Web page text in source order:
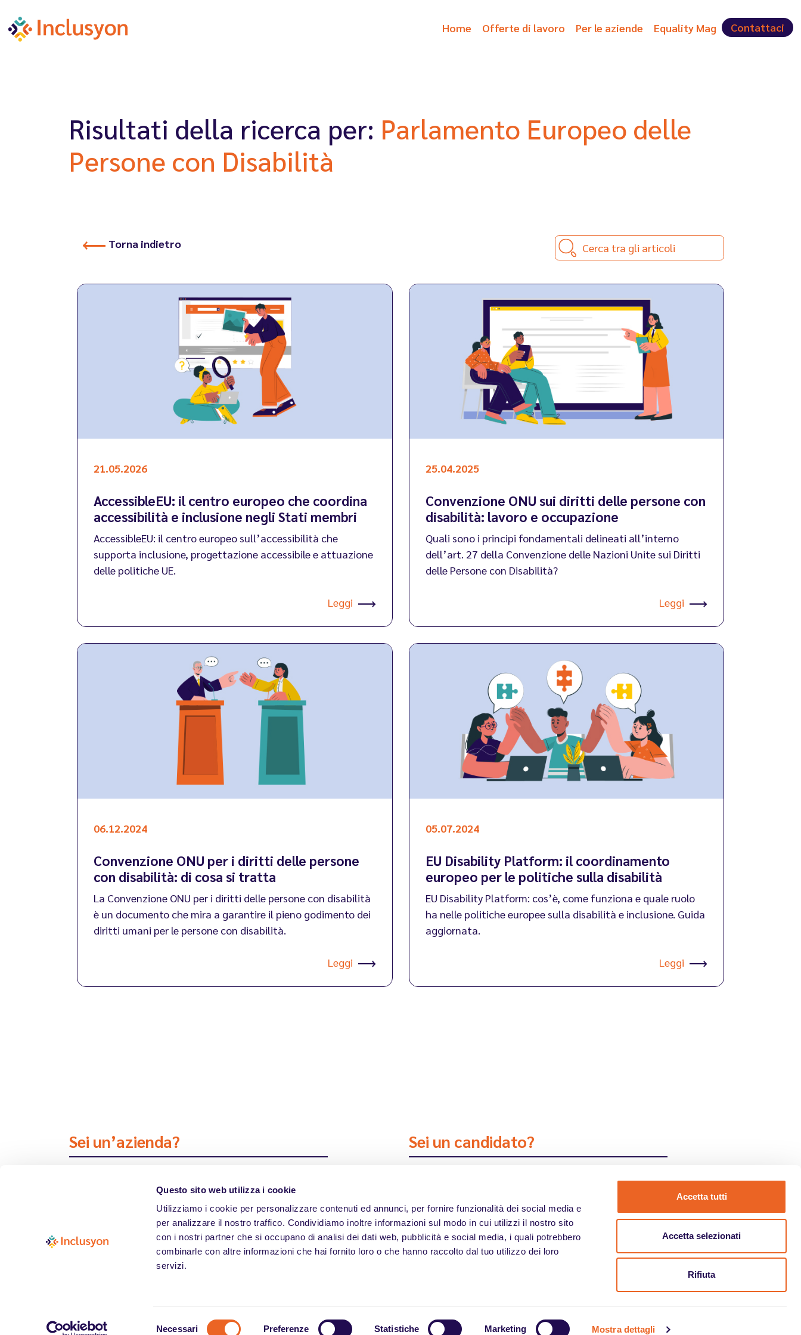
Questo sito web utilizza i cookie
Utilizziamo i cookie per personalizzare contenuti ed annunci, per fornire funzionalità dei social media e
per analizzare il nostro traffico. Condividiamo inoltre informazioni sul modo in cui utilizzi il nostro sito
con i nostri partner che si occupano di analisi dei dati web, pubblicità e social media, i quali potrebbero
combinarle con altre informazioni che hai fornito loro o che hanno raccolto dal tuo utilizzo dei loro
servizi.
Necessari Preferenze Statistiche Marketing Mostra dettagli
Accetta tutti
Accetta selezionati
Rifiuta
Home Offerte di lavoro Per le aziende Equality Mag Contattaci
Risultati della ricerca per: Parlamento Europeo delle
Persone con Disabilità
Torna indietro Cerca tra gli articoli
21.05.2026
AccessibleEU: il centro europeo che coordina
accessibilità e inclusione negli Stati membri
AccessibleEU: il centro europeo sull’accessibilità che
supporta inclusione, progettazione accessibile e attuazione
delle politiche UE.
Leggi
25.04.2025
Convenzione ONU sui diritti delle persone con
disabilità: lavoro e occupazione
Quali sono i principi fondamentali delineati all’interno
dell’art. 27 della Convenzione delle Nazioni Unite sui Diritti
delle Persone con Disabilità?
Leggi
06.12.2024
Convenzione ONU per i diritti delle persone
con disabilità: di cosa si tratta
La Convenzione ONU per i diritti delle persone con disabilità
è un documento che mira a garantire il pieno godimento dei
diritti umani per le persone con disabilità.
Leggi
05.07.2024
EU Disability Platform: il coordinamento
europeo per le politiche sulla disabilità
EU Disability Platform: cos’è, come funziona e quale ruolo
ha nelle politiche europee sulla disabilità e inclusione. Guida
aggiornata.
Leggi
Sei un’azienda? Sei un candidato?
Note Legali & Privacy Policy Home Offerte di lavoroPer le aziende Equality Mag